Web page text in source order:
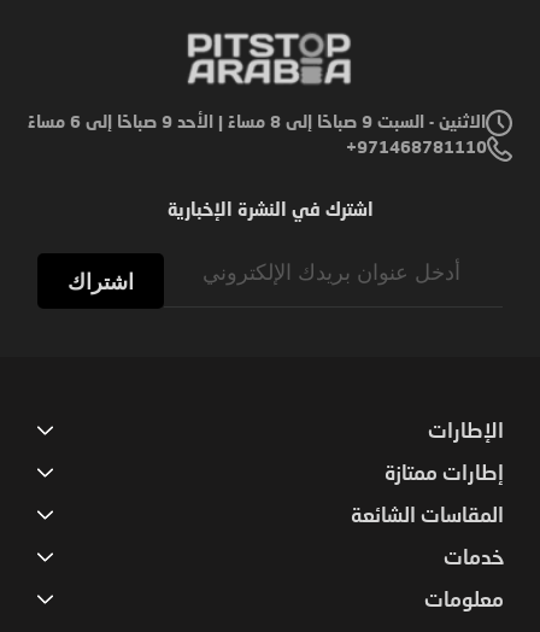
الاثنين - السبت 9 صباحًا إلى 8 مساءً | الأحد 9 صباحًا إلى 6 مساءً
971468781110+
اشترك في النشرة الإخبارية
اشتراك
الإطارات
إطارات ممتازة
المقاسات الشائعة
خدمات
معلومات